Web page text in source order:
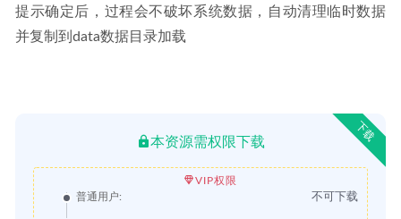
提示确定后，过程会不破坏系统数据，自动清理临时数据
并复制到data数据目录加载
下载
本资源需权限下载
VIP权限
普通用户:
不可下载